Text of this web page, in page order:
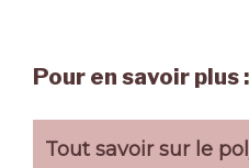
Pour en savoir plus :
Tout savoir sur le